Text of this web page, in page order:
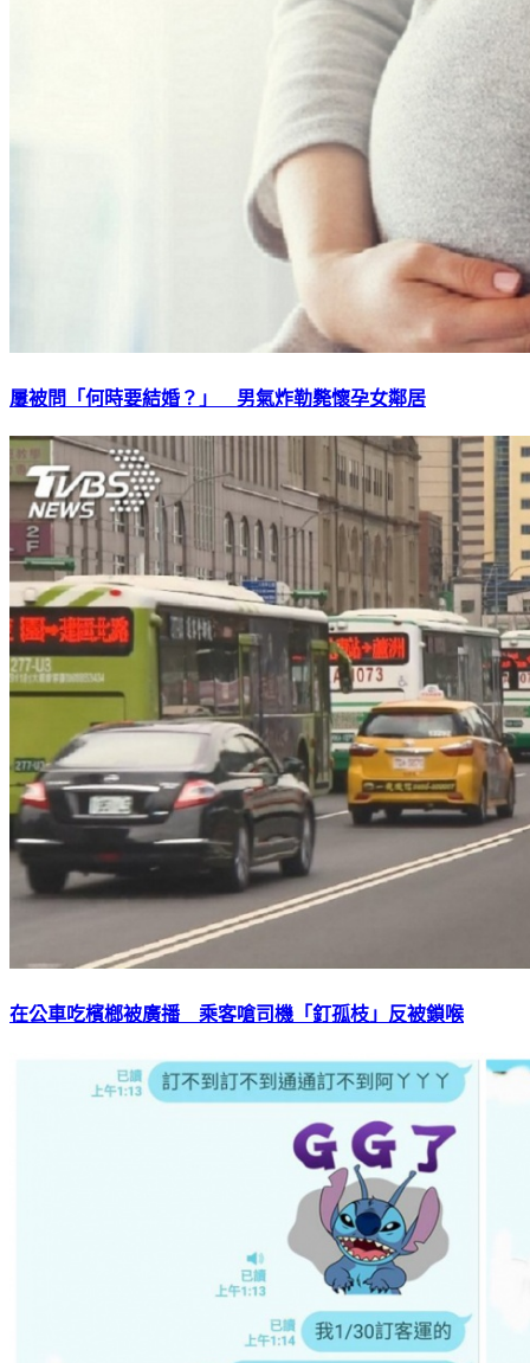
屢被問「何時要結婚？」 男氣炸勒斃懷孕女鄰居
在公車吃檳榔被廣播 乘客嗆司機「釘孤枝」反被鎖喉